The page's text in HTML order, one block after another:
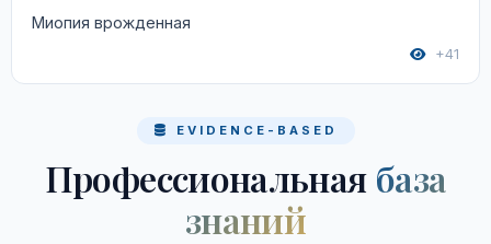
Миопия врожденная
+41
EVIDENCE-BASED
Профессиональная база
знаний